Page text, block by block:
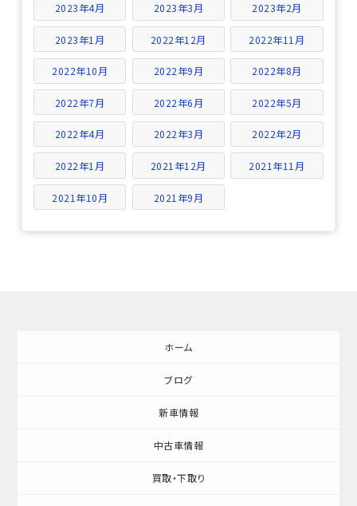
2023年4月 2023年3月 2023年2月
2023年1月 2022年12月 2022年11月
2022年10月 2022年9月 2022年8月
2022年7月 2022年6月 2022年5月
2022年4月 2022年3月 2022年2月
2022年1月 2021年12月 2021年11月
2021年10月 2021年9月
ホーム
ブログ
新車情報
中古車情報
買取・下取り